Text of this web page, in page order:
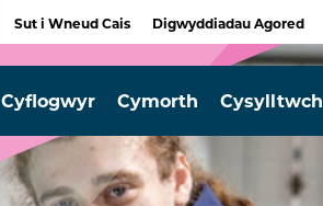
Sut i Wneud Cais Digwyddiadau Agored
Cyflogwyr Cymorth Cysylltwch